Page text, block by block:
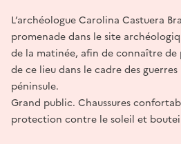
L’archéologue Carolina Castuera
promenade dans le site
de la matinée, afin de connaître
de ce lieu dans le cadre des guerres
péninsule.
Grand public. Chaussures
protection contre le soleil et